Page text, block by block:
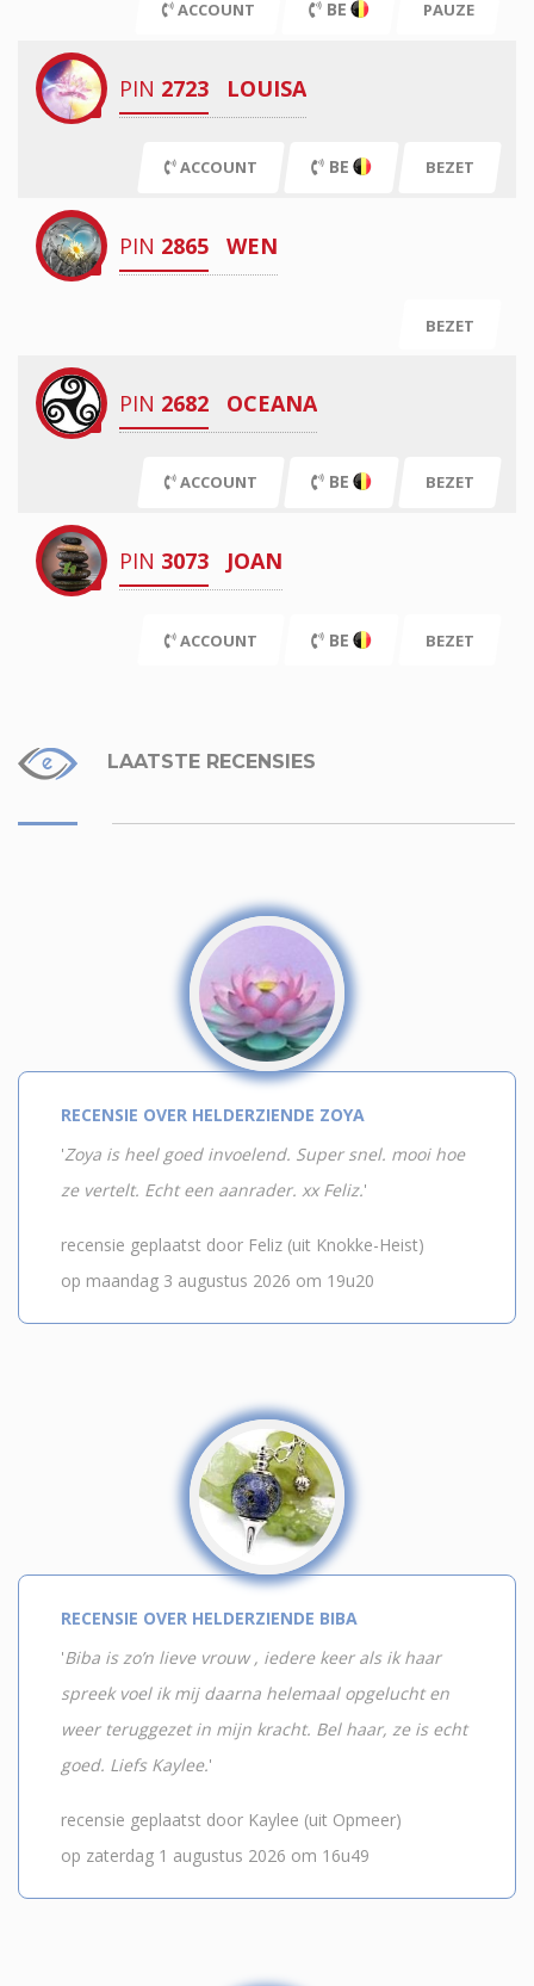
ACCOUNT BE PAUZE
PIN 2723 LOUISA
ACCOUNT BE BEZET
PIN 2865 WEN
BEZET
PIN 2682 OCEANA
ACCOUNT BE BEZET
PIN 3073 JOAN
ACCOUNT BE BEZET
LAATSTE RECENSIES
RECENSIE OVER HELDERZIENDE ZOYA
'Zoya is heel goed invoelend. Super snel. mooi hoe
ze vertelt. Echt een aanrader. xx Feliz.'
recensie geplaatst door Feliz (uit Knokke-Heist)
op maandag 3 augustus 2026 om 19u20
RECENSIE OVER HELDERZIENDE BIBA
'Biba is zo’n lieve vrouw , iedere keer als ik haar
spreek voel ik mij daarna helemaal opgelucht en
weer teruggezet in mijn kracht. Bel haar, ze is echt
goed. Liefs Kaylee.'
recensie geplaatst door Kaylee (uit Opmeer)
op zaterdag 1 augustus 2026 om 16u49